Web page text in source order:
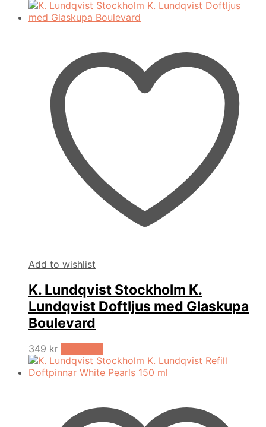
Add to wishlist
K. Lundqvist Stockholm K.
Lundqvist Doftljus med Glaskupa
Boulevard
349 kr